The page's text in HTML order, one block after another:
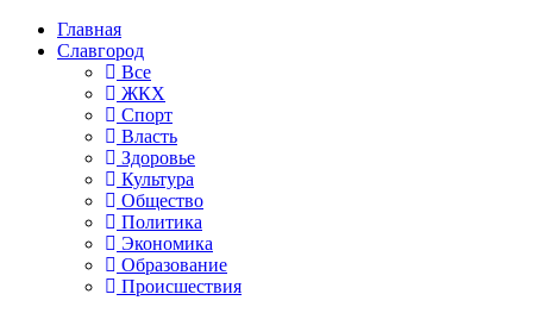
Главная
Славгород
Все
ЖКХ
Спорт
Власть
Здоровье
Культура
Общество
Политика
Экономика
Образование
Происшествия